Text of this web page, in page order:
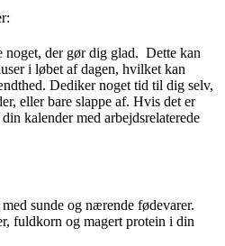
der gør dig glad. Dette kan
i løbet af dagen, hvilket kan
Dediker noget tid til dig selv,
eller bare slappe af. Hvis det er
kalender med arbejdsrelaterede
sunde og nærende fødevarer.
fuldkorn og magert protein i din